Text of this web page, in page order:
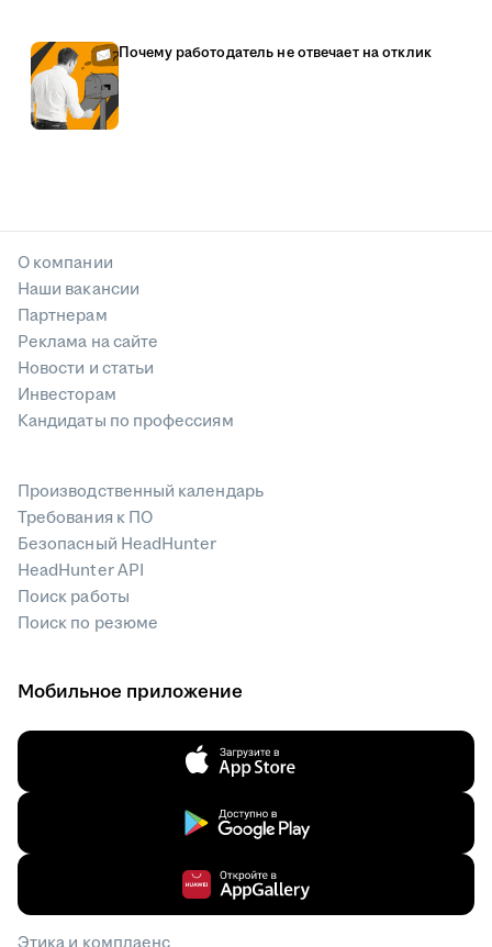
Почему работодатель не отвечает на отклик
О компании
Наши вакансии
Партнерам
Реклама на сайте
Новости и статьи
Инвесторам
Кандидаты по профессиям
Производственный календарь
Требования к ПО
Безопасный HeadHunter
HeadHunter API
Поиск работы
Поиск по резюме
Мобильное приложение